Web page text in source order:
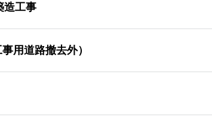
造工事
用道路撤去外）